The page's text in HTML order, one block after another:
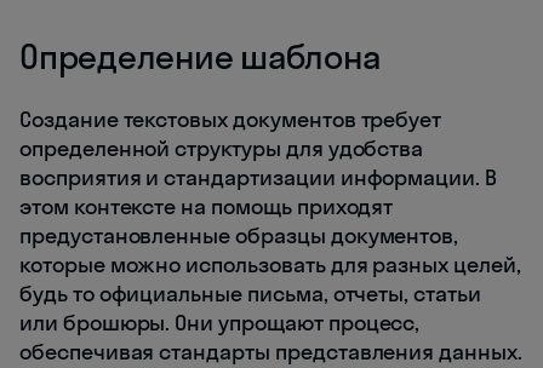
Определение шаблона
Создание текстовых документов требует
определенной структуры для удобства
восприятия и стандартизации информации. В
этом контексте на помощь приходят
предустановленные образцы документов,
которые можно использовать для разных целей,
будь то официальные письма, отчеты, статьи
или брошюры. Они упрощают процесс,
обеспечивая стандарты представления данных.